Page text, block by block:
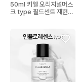
50ml 키엘 오리지널머스
크 type 필드센트 재현향